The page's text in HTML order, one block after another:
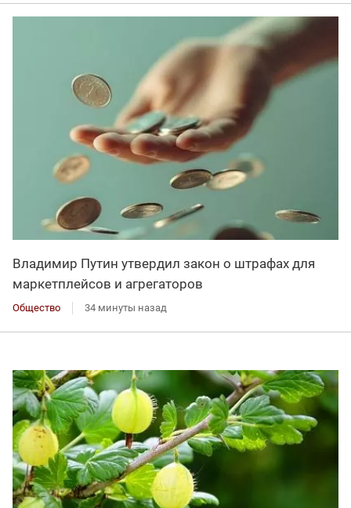
Владимир Путин утвердил закон о штрафах для
маркетплейсов и агрегаторов
Общество 34 минуты назад